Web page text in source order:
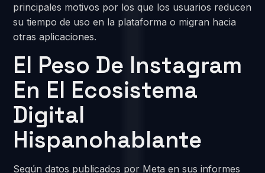
principales motivos por los que los usuarios reducen
su tiempo de uso en la plataforma o migran hacia
otras aplicaciones.
El Peso De Instagram
En El Ecosistema
Digital
Hispanohablante
Según datos publicados por Meta en sus informes